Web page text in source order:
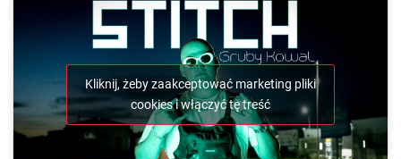
Kliknij, żeby zaakceptować marketing pliki
cookies i włączyć tę treść